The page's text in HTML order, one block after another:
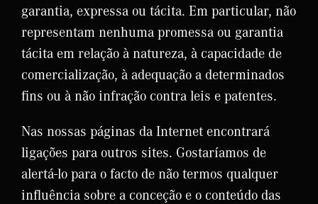
garantia, expressa ou tácita. Em particular, não
representam nenhuma promessa ou garantia
tácita em relação à natureza, à capacidade de
comercialização, à adequação a determinados
fins ou à não infração contra leis e patentes.
Nas nossas páginas da Internet encontrará
ligações para outros sites. Gostaríamos de
alertá-lo para o facto de não termos qualquer
influência sobre a conceção e o conteúdo das